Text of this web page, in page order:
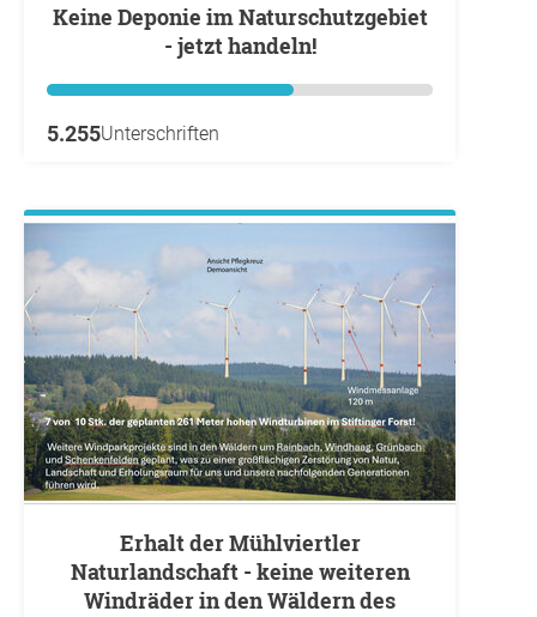
Keine Deponie im Naturschutzgebiet
- jetzt handeln!
5.255Unterschriften
Erhalt der Mühlviertler
Naturlandschaft - keine weiteren
Windräder in den Wäldern des